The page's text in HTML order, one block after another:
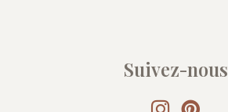
Suivez-nous